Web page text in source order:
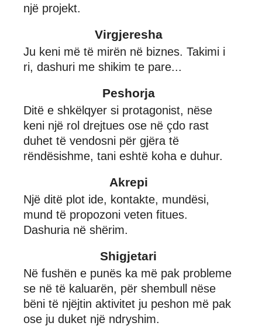
një projekt.
Virgjeresha
Ju keni më të mirën në biznes. Takimi i
ri, dashuri me shikim te pare...
Peshorja
Ditë e shkëlqyer si protagonist, nëse
keni një rol drejtues ose në çdo rast
duhet të vendosni për gjëra të
rëndësishme, tani eshtë koha e duhur.
Akrepi
Një ditë plot ide, kontakte, mundësi,
mund të propozoni veten fitues.
Dashuria në shërim.
Shigjetari
Në fushën e punës ka më pak probleme
se në të kaluarën, për shembull nëse
bëni të njëjtin aktivitet ju peshon më pak
ose ju duket një ndryshim.